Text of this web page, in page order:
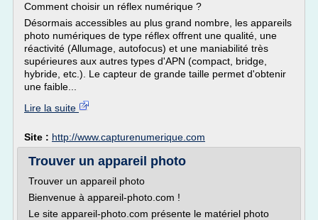
Comment choisir un réflex numérique ?
Désormais accessibles au plus grand nombre, les appareils
photo numériques de type réflex offrent une qualité, une
réactivité (Allumage, autofocus) et une maniabilité très
supérieures aux autres types d'APN (compact, bridge,
hybride, etc.). Le capteur de grande taille permet d'obtenir
une faible...
Lire la suite
Site : http://www.capturenumerique.com
Trouver un appareil photo
Trouver un appareil photo
Bienvenue à appareil-photo.com !
Le site appareil-photo.com présente le matériel photo